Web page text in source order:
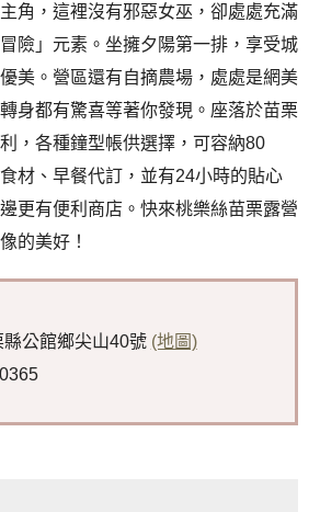
角，這裡沒有邪惡女巫，卻處處充滿
冒險」元素。坐擁夕陽第一排，享受城
美。營區還有自摘農場，處處是網美
身都有驚喜等著你發現。座落於苗栗
，各種鐘型帳供選擇，可容納80
材、早餐代訂，並有24小時的貼心
更有便利商店。快來桃樂絲苗栗露營
的美好！
公館鄉尖山40號 (地圖)